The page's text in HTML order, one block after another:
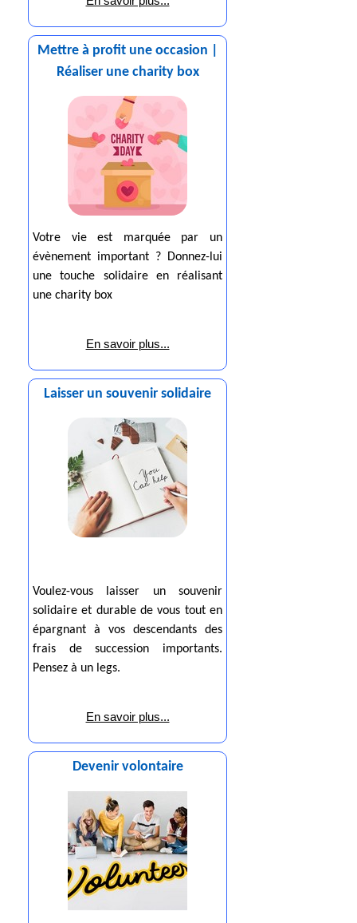
Mettre à profit une occasion |
Réaliser une charity box
Votre vie est marquée par un
évènement important ? Donnez-lui
une touche solidaire en réalisant
une charity box
En savoir plus...
Laisser un souvenir solidaire
Voulez-vous laisser un souvenir
solidaire et durable de vous tout en
épargnant à vos descendants des
frais de succession importants.
Pensez à un legs.
En savoir plus...
Devenir volontaire